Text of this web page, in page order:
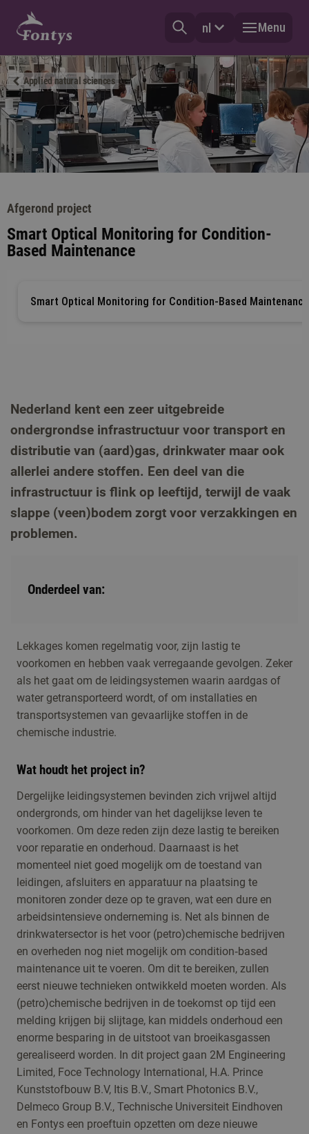
nl Menu
Applied natural sciences
Afgerond project
Smart Optical Monitoring for Condition-
Based Maintenance
Smart Optical Monitoring for Condition-Based Maintenance
Nederland kent een zeer uitgebreide
ondergrondse infrastructuur voor transport en
distributie van (aard)gas, drinkwater maar ook
allerlei andere stoffen. Een deel van die
infrastructuur is flink op leeftijd, terwijl de vaak
slappe (veen)bodem zorgt voor verzakkingen en
problemen.
Onderdeel van:
Lekkages komen regelmatig voor, zijn lastig te
voorkomen en hebben vaak verregaande gevolgen. Zeker
als het gaat om de leidingsystemen waarin aardgas of
water getransporteerd wordt, of om installaties en
transportsystemen van gevaarlijke stoffen in de
chemische industrie.
Wat houdt het project in?
Dergelijke leidingsystemen bevinden zich vrijwel altijd
ondergronds, om hinder van het dagelijkse leven te
voorkomen. Om deze reden zijn deze lastig te bereiken
voor reparatie en onderhoud. Daarnaast is het
momenteel niet goed mogelijk om de toestand van
leidingen, afsluiters en apparatuur na plaatsing te
monitoren zonder deze op te graven, wat een dure en
arbeidsintensieve onderneming is. Net als binnen de
drinkwatersector is het voor (petro)chemische bedrijven
en overheden nog niet mogelijk om condition‐based
maintenance uit te voeren. Om dit te bereiken, zullen
eerst nieuwe technieken ontwikkeld moeten worden. Als
(petro)chemische bedrijven in de toekomst op tijd een
melding krijgen bij slijtage, kan middels onderhoud een
enorme besparing in de uitstoot van broeikasgassen
gerealiseerd worden. In dit project gaan 2M Engineering
Limited, Foce Technology International, H.A. Prince
Kunststofbouw B.V, Itis B.V., Smart Photonics B.V.,
Delmeco Group B.V., Technische Universiteit Eindhoven
en Fontys een proeftuin opzetten om deze nieuwe